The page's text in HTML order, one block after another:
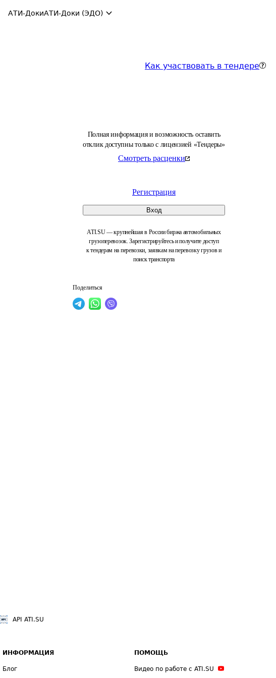
АТИ-ДокиАТИ-Доки (ЭДО)
Как участвовать в тендере
Полная информация и возможность оставить
отклик доступны только с лицензией «Тендеры»
Смотреть расценки
Регистрация
Вход
ATI.SU — крупнейшая в России биржа автомобильных
грузоперевозок. Зарегистрируйтесь и получите доступ
к тендерам на перевозки, заявкам на перевозку грузов и
поиск транспорта
Поделиться
API ATI.SU
ИНФОРМАЦИЯ
Блог
ПОМОЩЬ
Видео по работе с ATI.SU